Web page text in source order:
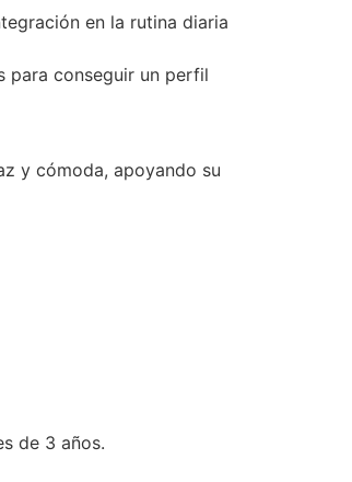
en la rutina diaria
para conseguir un perfil
y cómoda, apoyando su
de 3 años.